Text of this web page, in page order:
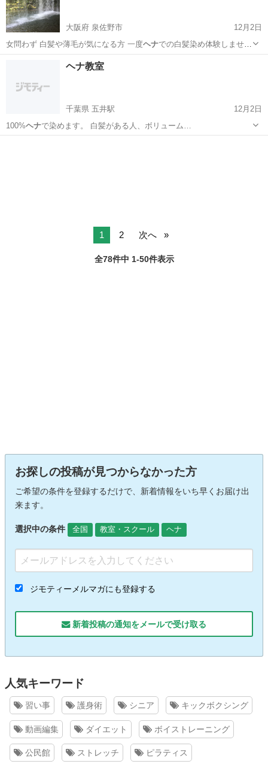
大阪府 泉佐野市
12月2日
女問わず 白髪や薄毛が気になる方 一度ヘナでの白髪染め体験しません
か？ お知り合…
ヘアメイク
ヘナ教室
千葉県 五井駅
12月2日
100%ヘナで染めます。 白髪がある人、ボリューム…
1 2 次へ
全78件中 1-50件表示
お探しの投稿が見つからなかった方
ご希望の条件を登録するだけで、新着情報をいち早くお届け出
来ます。
選択中の条件 全国 教室・スクール ヘナ
ジモティーメルマガにも登録する
新着投稿の通知をメールで受け取る
人気キーワード
習い事 護身術 シニア キックボクシング
動画編集 ダイエット ボイストレーニング
公民館 ストレッチ ピラティス